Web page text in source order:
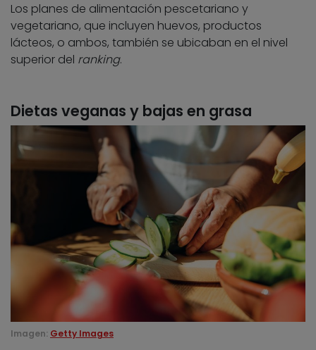
Los planes de alimentación pescetariano y
vegetariano, que incluyen huevos, productos
lácteos, o ambos, también se ubicaban en el nivel
superior del ranking.
Dietas veganas y bajas en grasa
Imagen: Getty Images